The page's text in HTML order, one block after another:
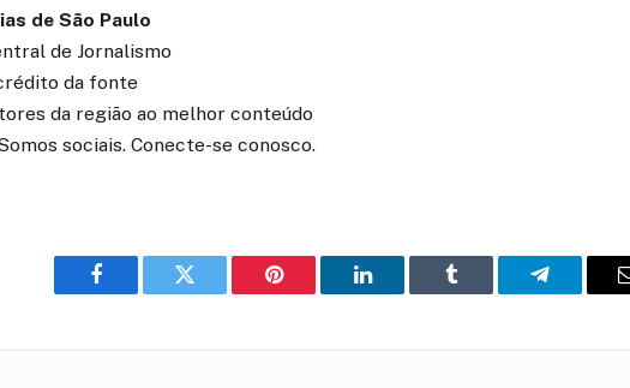
de São Paulo
de Jornalismo
da fonte
da região ao melhor conteúdo
sociais. Conecte-se conosco.
o
Twitter Pinterest LinkedIn Tumblr Telegrama